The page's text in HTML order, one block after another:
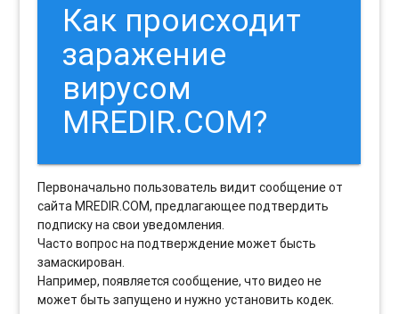
Как происходит
заражение
вирусом
MREDIR.COM?
Первоначально пользователь видит сообщение от
сайта MREDIR.COM, предлагающее подтвердить
подписку на свои уведомления.
Часто вопрос на подтверждение может бысть
замаскирован.
Например, появляется сообщение, что видео не
может быть запущено и нужно установить кодек.